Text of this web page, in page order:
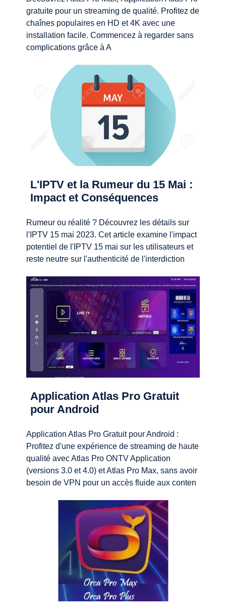
gratuite pour un streaming de qualité. Profitez de
chaînes populaires en HD et 4K avec une
installation facile. Commencez à regarder sans
complications grâce à A
L'IPTV et la Rumeur du 15 Mai :
Impact et Conséquences
Rumeur ou réalité ? Découvrez les détails sur
l'IPTV 15 mai 2023. Cet article examine l'impact
potentiel de l'IPTV 15 mai sur les utilisateurs et
reste neutre sur l'authenticité de l'interdiction
Application Atlas Pro Gratuit
pour Android
Application Atlas Pro Gratuit pour Android :
Profitez d'une expérience de streaming de haute
qualité avec Atlas Pro ONTV Application
(versions 3.0 et 4.0) et Atlas Pro Max, sans avoir
besoin de VPN pour un accès fluide aux conten